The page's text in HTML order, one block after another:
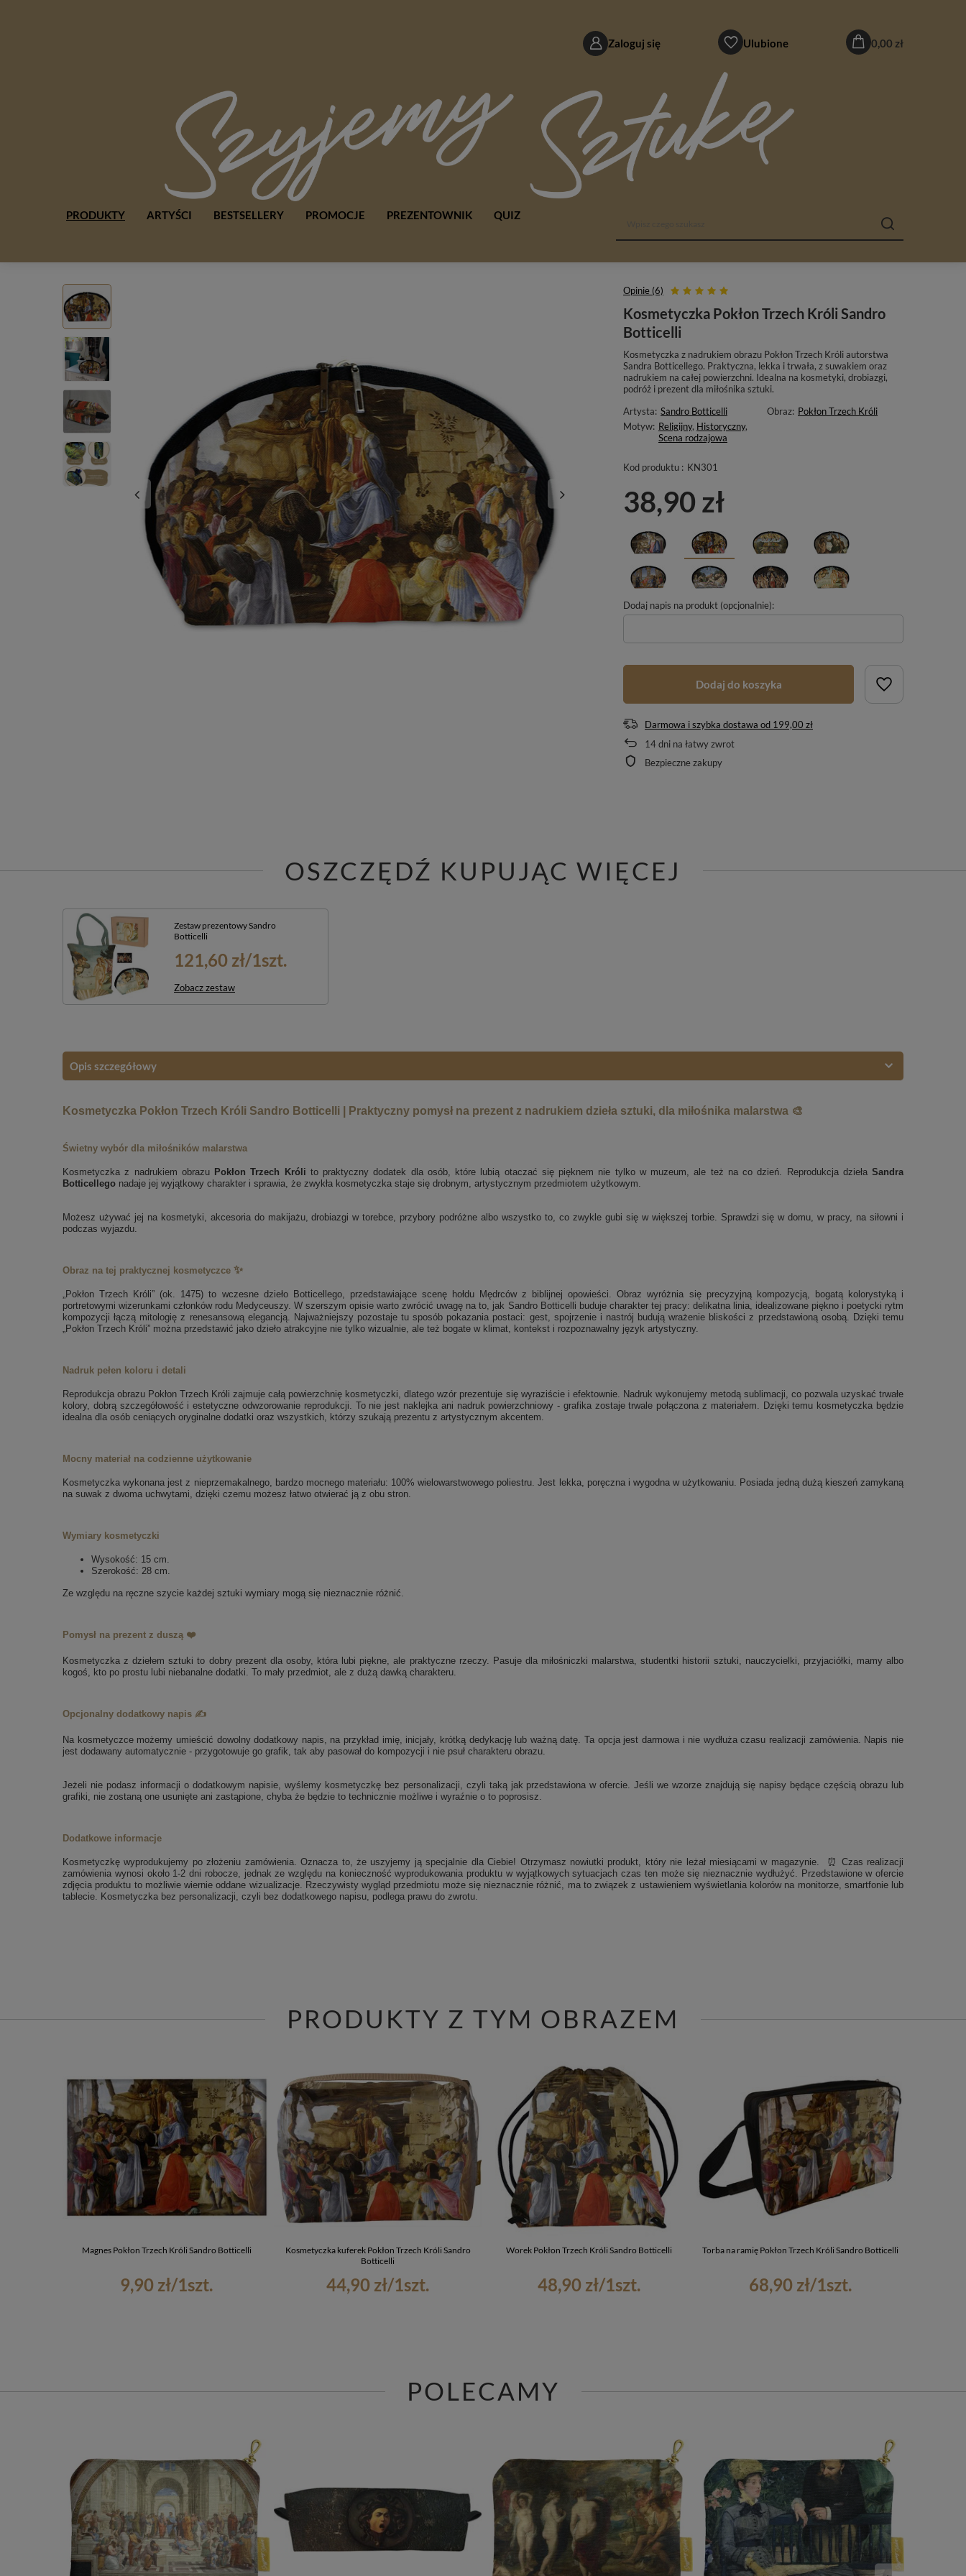
Zaloguj się Ulubione 0,00 zł
PRODUKTY ARTYŚCI BESTSELLERY PROMOCJE PREZENTOWNIK QUIZ
Opinie (6)
Kosmetyczka Pokłon Trzech Króli Sandro
Botticelli
Kosmetyczka z nadrukiem obrazu Pokłon Trzech Króli autorstwa
Sandra Botticellego. Praktyczna, lekka i trwała, z suwakiem oraz
nadrukiem na całej powierzchni. Idealna na kosmetyki, drobiazgi,
podróż i prezent dla miłośnika sztuki.
Artysta: Sandro Botticelli Obraz: Pokłon Trzech Króli
Motyw: Religijny, Historyczny,
Scena rodzajowa
Kod produktu : KN301
38,90 zł
Dodaj napis na produkt (opcjonalnie):
Dodaj do koszyka
Darmowa i szybka dostawa od 199,00 zł
14dni na łatwy zwrot
Bezpieczne zakupy
OSZCZĘDŹ KUPUJĄC WIĘCEJ
Zestaw prezentowy Sandro
Botticelli
121,60 zł/1szt.
Zobacz zestaw
Opis szczegółowy
Kosmetyczka Pokłon Trzech Króli Sandro Botticelli | Praktyczny pomysł na prezent z nadrukiem dzieła sztuki, dla miłośnika malarstwa 🎨
Świetny wybór dla miłośników malarstwa
Kosmetyczka z nadrukiem obrazu Pokłon Trzech Króli to praktyczny dodatek dla osób, które lubią otaczać się pięknem nie tylko w muzeum, ale też na co dzień. Reprodukcja dzieła Sandra
Botticellego nadaje jej wyjątkowy charakter i sprawia, że zwykła kosmetyczka staje się drobnym, artystycznym przedmiotem użytkowym.
Możesz używać jej na kosmetyki, akcesoria do makijażu, drobiazgi w torebce, przybory podróżne albo wszystko to, co zwykle gubi się w większej torbie. Sprawdzi się w domu, w pracy, na siłowni i
podczas wyjazdu.
Obraz na tej praktycznej kosmetyczce ✨
„Pokłon Trzech Króli” (ok. 1475) to wczesne dzieło Botticellego, przedstawiające scenę hołdu Mędrców z biblijnej opowieści. Obraz wyróżnia się precyzyjną kompozycją, bogatą kolorystyką i
portretowymi wizerunkami członków rodu Medyceuszy. W szerszym opisie warto zwrócić uwagę na to, jak Sandro Botticelli buduje charakter tej pracy: delikatna linia, idealizowane piękno i poetycki rytm
kompozycji łączą mitologię z renesansową elegancją. Najważniejszy pozostaje tu sposób pokazania postaci: gest, spojrzenie i nastrój budują wrażenie bliskości z przedstawioną osobą. Dzięki temu
„Pokłon Trzech Króli” można przedstawić jako dzieło atrakcyjne nie tylko wizualnie, ale też bogate w klimat, kontekst i rozpoznawalny język artystyczny.
Nadruk pełen koloru i detali
Reprodukcja obrazu Pokłon Trzech Króli zajmuje całą powierzchnię kosmetyczki, dlatego wzór prezentuje się wyraziście i efektownie. Nadruk wykonujemy metodą sublimacji, co pozwala uzyskać trwałe
kolory, dobrą szczegółowość i estetyczne odwzorowanie reprodukcji. To nie jest naklejka ani nadruk powierzchniowy - grafika zostaje trwale połączona z materiałem. Dzięki temu kosmetyczka będzie
idealna dla osób ceniących oryginalne dodatki oraz wszystkich, którzy szukają prezentu z artystycznym akcentem.
Mocny materiał na codzienne użytkowanie
Kosmetyczka wykonana jest z nieprzemakalnego, bardzo mocnego materiału: 100% wielowarstwowego poliestru. Jest lekka, poręczna i wygodna w użytkowaniu. Posiada jedną dużą kieszeń zamykaną
na suwak z dwoma uchwytami, dzięki czemu możesz łatwo otwierać ją z obu stron.
Wymiary kosmetyczki
Wysokość: 15 cm.
Szerokość: 28 cm.
Ze względu na ręczne szycie każdej sztuki wymiary mogą się nieznacznie różnić.
Pomysł na prezent z duszą ❤️
Kosmetyczka z dziełem sztuki to dobry prezent dla osoby, która lubi piękne, ale praktyczne rzeczy. Pasuje dla miłośniczki malarstwa, studentki historii sztuki, nauczycielki, przyjaciółki, mamy albo
kogoś, kto po prostu lubi niebanalne dodatki. To mały przedmiot, ale z dużą dawką charakteru.
Opcjonalny dodatkowy napis ✍️
Na kosmetyczce możemy umieścić dowolny dodatkowy napis, na przykład imię, inicjały, krótką dedykację lub ważną datę. Ta opcja jest darmowa i nie wydłuża czasu realizacji zamówienia. Napis nie
jest dodawany automatycznie - przygotowuje go grafik, tak aby pasował do kompozycji i nie psuł charakteru obrazu.
Jeżeli nie podasz informacji o dodatkowym napisie, wyślemy kosmetyczkę bez personalizacji, czyli taką jak przedstawiona w ofercie. Jeśli we wzorze znajdują się napisy będące częścią obrazu lub
grafiki, nie zostaną one usunięte ani zastąpione, chyba że będzie to technicznie możliwe i wyraźnie o to poprosisz.
Dodatkowe informacje
Kosmetyczkę wyprodukujemy po złożeniu zamówienia. Oznacza to, że uszyjemy ją specjalnie dla Ciebie! Otrzymasz nowiutki produkt, który nie leżał miesiącami w magazynie. ⏰ Czas realizacji
zamówienia wynosi około 1-2 dni robocze, jednak ze względu na konieczność wyprodukowania produktu w wyjątkowych sytuacjach czas ten może się nieznacznie wydłużyć. Przedstawione w ofercie
zdjęcia produktu to możliwie wiernie oddane wizualizacje. Rzeczywisty wygląd przedmiotu może się nieznacznie różnić, ma to związek z ustawieniem wyświetlania kolorów na monitorze, smartfonie lub
tablecie. Kosmetyczka bez personalizacji, czyli bez dodatkowego napisu, podlega prawu do zwrotu.
PRODUKTY Z TYM OBRAZEM
Magnes Pokłon Trzech Króli Sandro Botticelli
9,90 zł/1szt.
Kosmetyczka kuferek Pokłon Trzech Króli Sandro
Botticelli
44,90 zł/1szt.
Worek Pokłon Trzech Króli Sandro Botticelli
48,90 zł/1szt.
Torba na ramię Pokłon Trzech Króli Sandro Botticelli
68,90 zł/1szt.
POLECAMY